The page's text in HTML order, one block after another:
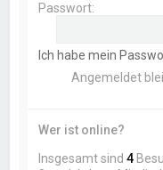
Passwort:
Ich habe mein
Angemeldet
Wer ist online?
Insgesamt sind4